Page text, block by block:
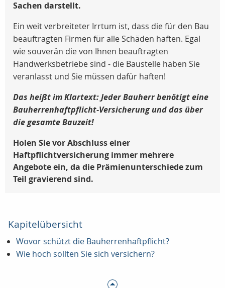
Sachen darstellt.
Ein weit verbreiteter Irrtum ist, dass die für den Bau
beauftragten Firmen für alle Schäden haften. Egal
wie souverän die von Ihnen beauftragten
Handwerksbetriebe sind - die Baustelle haben Sie
veranlasst und Sie müssen dafür haften!
Das heißt im Klartext: Jeder Bauherr benötigt eine
Bauherrenhaftpflicht-Versicherung und das über
die gesamte Bauzeit!
Holen Sie vor Abschluss einer
Haftpflichtversicherung immer mehrere
Angebote ein, da die Prämienunterschiede zum
Teil gravierend sind.
Kapitelübersicht
Wovor schützt die Bauherrenhaftpflicht?
Wie hoch sollten Sie sich versichern?